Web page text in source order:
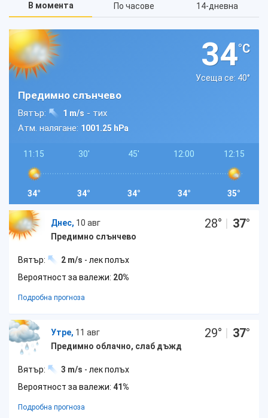
В момента По часове 14-дневна
34°C
Усеща се: 40°
Предимно слънчево
Вятър: 1 m/s - тих
Атм. налягане: 1001.25 hPa
11:15
34°
30'
34°
45'
34°
12:00
34°
12:15
35°
Днес, 10 авг
Предимно слънчево
28° | 37°
Вятър: 2 m/s - лек полъх
Вероятност за валежи: 20%
Подробна прогноза
Утре, 11 авг
Предимно облачно, слаб дъжд
29° | 37°
Вятър: 3 m/s - лек полъх
Вероятност за валежи: 41%
Подробна прогноза